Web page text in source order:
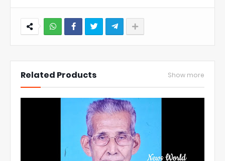
Related Products Show more